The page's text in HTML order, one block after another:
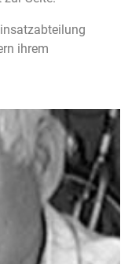
ihrem